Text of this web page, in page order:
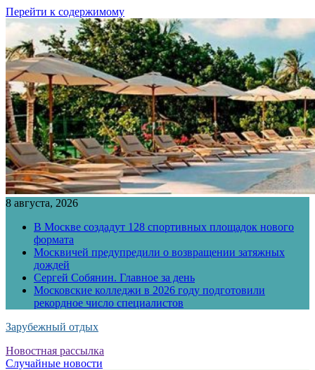
Перейти к содержимому
8 августа, 2026
В Москве создадут 128 спортивных площадок нового
формата
Москвичей предупредили о возвращении затяжных
дождей
Сергей Собянин. Главное за день
Московские колледжи в 2026 году подготовили
рекордное число специалистов
Зарубежный отдых
Новостная рассылка
Случайные новости